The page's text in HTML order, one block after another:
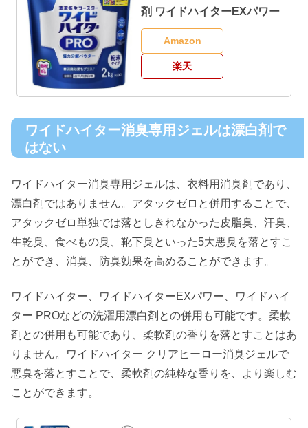
剤 ワイドハイターEXパワー
Amazon
楽天
ワイドハイター消臭専用ジェルは漂白剤で
はない
ワイドハイター消臭専用ジェルは、衣料用消臭剤であり、
漂白剤ではありません。アタックゼロと併用することで、
アタックゼロ単独では落としきれなかった皮脂臭、汗臭、
生乾臭、食べもの臭、靴下臭といった5大悪臭を落とすこ
とができ、消臭、防臭効果を高めることができます。
ワイドハイター、ワイドハイターEXパワー、ワイドハイ
ター PROなどの洗濯用漂白剤との併用も可能です。柔軟
剤との併用も可能であり、柔軟剤の香りを落とすことはあ
りません。ワイドハイター クリアヒーロー消臭ジェルで
悪臭を落とすことで、柔軟剤の純粋な香りを、より楽しむ
ことができます。